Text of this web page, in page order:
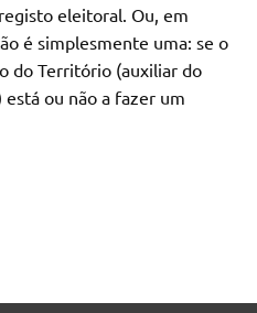
eleitoral. Ou, em
é simplesmente uma: se o
do Território (auxiliar do
ou não a fazer um